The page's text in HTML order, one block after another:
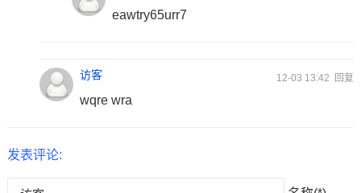
eawtry65urr7
访客 12-03 13:42 回复
wqre wra
发表评论: